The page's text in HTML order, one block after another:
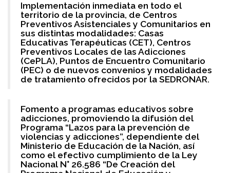
Implementación inmediata en todo el
territorio de la provincia, de Centros
Preventivos Asistenciales y Comunitarios en
sus distintas modalidades: Casas
Educativas Terapéuticas (CET), Centros
Preventivos Locales de las Adicciones
(CePLA), Puntos de Encuentro Comunitario
(PEC) o de nuevos convenios y modalidades
de tratamiento ofrecidos por la SEDRONAR.
Fomento a programas educativos sobre
adicciones, promoviendo la difusión del
Programa “Lazos para la prevención de
violencias y adicciones”, dependiente del
Ministerio de Educación de la Nación, así
como el efectivo cumplimiento de la Ley
Nacional N° 26.586 “De Creación del